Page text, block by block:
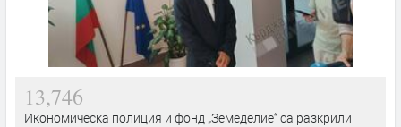
13,746
Икономическа полиция и фонд „Земеделие“ са разкрили